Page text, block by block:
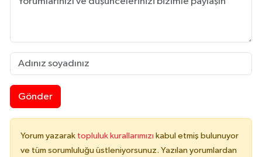
Gönder
Yorum yazarak topluluk kurallarımızı kabul etmiş bulunuyor
ve tüm sorumluluğu üstleniyorsunuz. Yazılan yorumlardan